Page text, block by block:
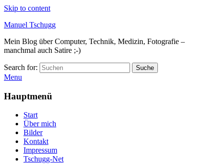
Skip to content
Manuel Tschugg
Mein Blog über Computer, Technik, Medizin, Fotografie –
manchmal auch Satire ;-)
Search for: Suche
Menu
Hauptmenü
Start
Über mich
Bilder
Kontakt
Impressum
Tschugg-Net